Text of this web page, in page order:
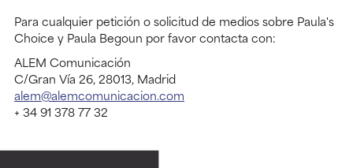
Para cualquier petición o solicitud de medios sobre​ Paula's
Choice y Paula Begoun por favor contacta con:
ALEM Comunicación
C/Gran Vía 26, 28013, Madrid
alem@alemcomunicacion.com
+ 34 91 378 77 32